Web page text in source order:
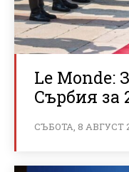
Le Monde:
Сърбия за
СЪБОТА, 8 АВГУСТ